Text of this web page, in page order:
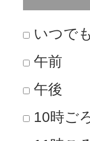
いつで
午前
午後
10時ご